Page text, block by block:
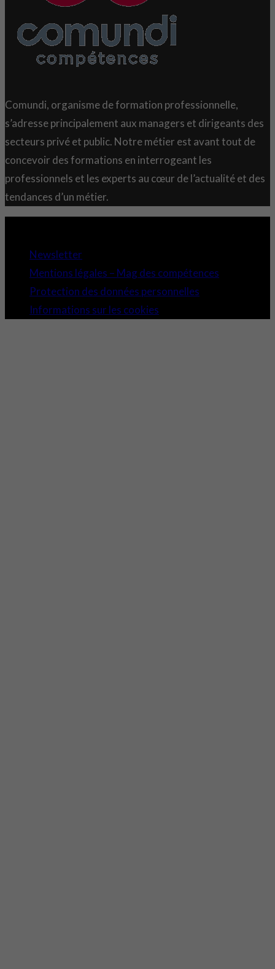
Comundi, organisme de formation professionnelle,
s’adresse principalement aux managers et dirigeants des
secteurs privé et public. Notre métier est avant tout de
concevoir des formations en interrogeant les
professionnels et les experts au cœur de l’actualité et des
tendances d’un métier.
Newsletter
Mentions légales – Mag des compétences
Protection des données personnelles
Informations sur les cookies